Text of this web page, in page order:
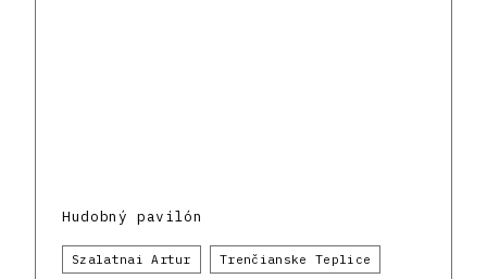
Hudobný pavilón
Szalatnai Artur Trenčianske Teplice